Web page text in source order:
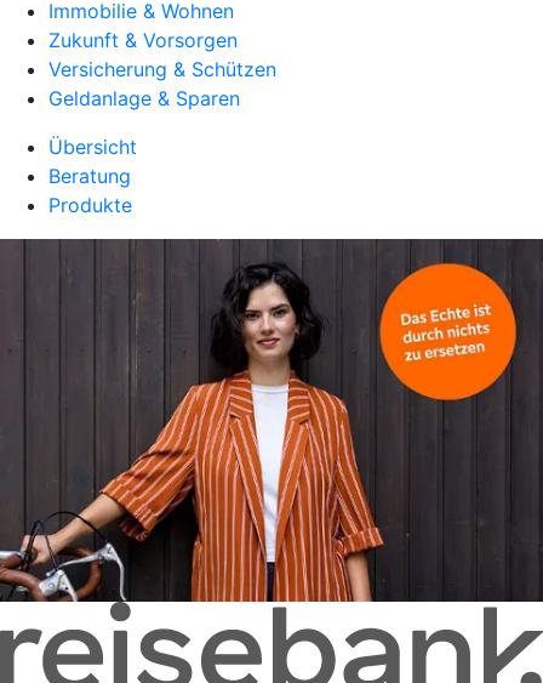
Immobilie & Wohnen
Zukunft & Vorsorgen
Versicherung & Schützen
Geldanlage & Sparen
Übersicht
Beratung
Produkte